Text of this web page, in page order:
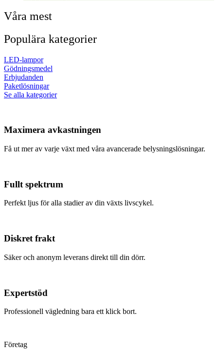
Våra mest
Populära kategorier
LED-lampor
Gödningsmedel
Erbjudanden
Paketlösningar
Se alla kategorier
Maximera avkastningen
Få ut mer av varje växt med våra avancerade belysningslösningar.
Fullt spektrum
Perfekt ljus för alla stadier av din växts livscykel.
Diskret frakt
Säker och anonym leverans direkt till din dörr.
Expertstöd
Professionell vägledning bara ett klick bort.
Företag